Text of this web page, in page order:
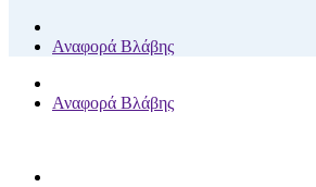
Αναφορά Βλάβης
Αναφορά Βλάβης